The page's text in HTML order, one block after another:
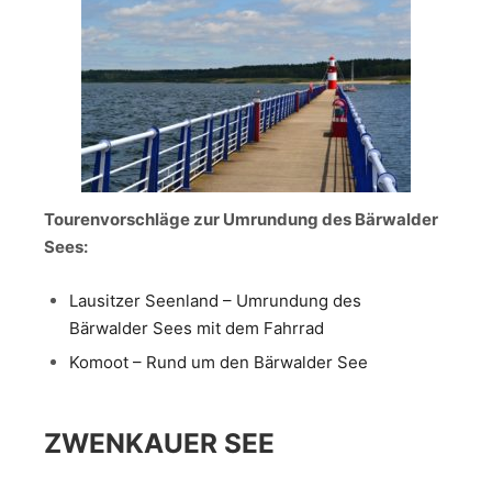
Tourenvorschläge zur Umrundung des Bärwalder
Sees:
Lausitzer Seenland – Umrundung des
Bärwalder Sees mit dem Fahrrad
Komoot – Rund um den Bärwalder See
ZWENKAUER SEE